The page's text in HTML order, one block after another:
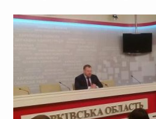
Медпрацівникам
Статистика